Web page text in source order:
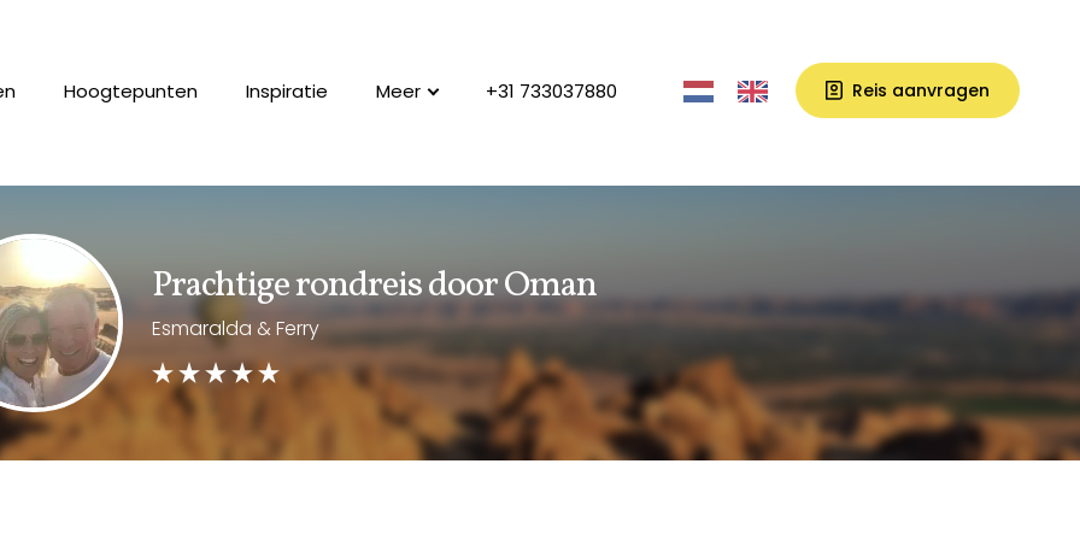
Hoogtepunten Inspiratie Meer +31 733037880 Reis aanvragen
Prachtige rondreis door Oman
Esmaralda & Ferry